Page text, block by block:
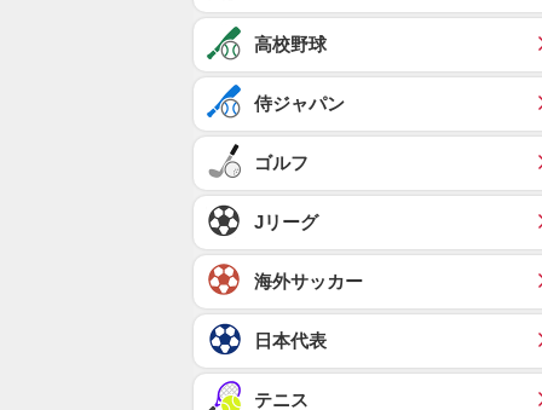
高校野球
侍ジャパン
ゴルフ
Jリーグ
海外サッカー
日本代表
テニス